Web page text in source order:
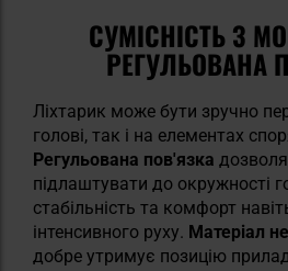
СУМІСНІСТЬ З
РЕГУЛЬОВАНА
Ліхтарик може бути зручно
голові, так і на елементах
Регульована пов'язка
підлаштувати до окружності
стабільність та комфорт
інтенсивного руху. Матеріал
добре утримує позицію